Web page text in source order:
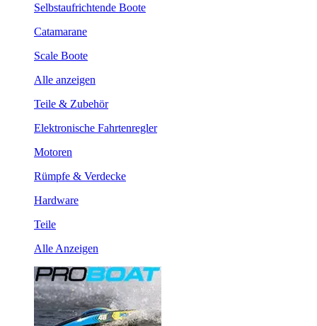
Selbstaufrichtende Boote
Catamarane
Scale Boote
Alle anzeigen
Teile & Zubehör
Elektronische Fahrtenregler
Motoren
Rümpfe & Verdecke
Hardware
Teile
Alle Anzeigen